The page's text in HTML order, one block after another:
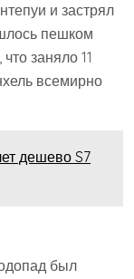
и застрял
пешком
заняло 11
всемирно
дешево S7
был